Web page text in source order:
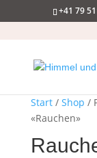
+41 79
Start/ Shop /
«Rauchen»